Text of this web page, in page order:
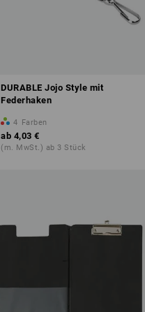
DURABLE Jojo Style mit
Federhaken
4 Farben
ab 4,03 €
(m. MwSt.) ab 3 Stück